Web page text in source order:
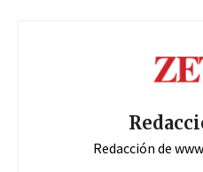
Redacción de